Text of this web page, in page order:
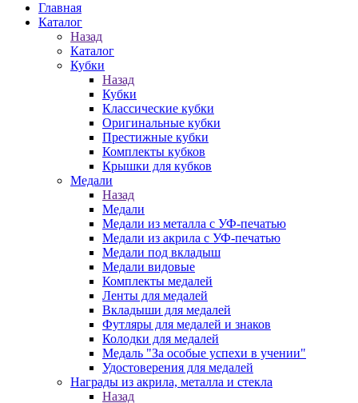
Главная
Каталог
Назад
Каталог
Кубки
Назад
Кубки
Классические кубки
Оригинальные кубки
Престижные кубки
Комплекты кубков
Крышки для кубков
Медали
Назад
Медали
Медали из металла с УФ-печатью
Медали из акрила с УФ-печатью
Медали под вкладыш
Медали видовые
Комплекты медалей
Ленты для медалей
Вкладыши для медалей
Футляры для медалей и знаков
Колодки для медалей
Медаль "За особые успехи в учении"
Удостоверения для медалей
Награды из акрила, металла и стекла
Назад